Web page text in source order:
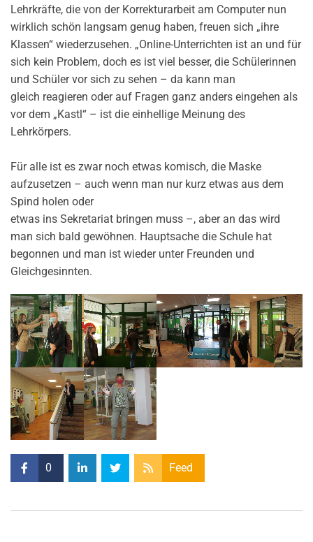
Lehrkräfte, die von der Korrekturarbeit am Computer nun
wirklich schön langsam genug haben, freuen sich „ihre
Klassen“ wiederzusehen. „Online-Unterrichten ist an und für
sich kein Problem, doch es ist viel besser, die Schülerinnen
und Schüler vor sich zu sehen – da kann man
gleich reagieren oder auf Fragen ganz anders eingehen als
vor dem „Kastl“ – ist die einhellige Meinung des
Lehrkörpers.
Für alle ist es zwar noch etwas komisch, die Maske
aufzusetzen – auch wenn man nur kurz etwas aus dem
Spind holen oder
etwas ins Sekretariat bringen muss –, aber an das wird
man sich bald gewöhnen. Hauptsache die Schule hat
begonnen und man ist wieder unter Freunden und
Gleichgesinnten.
0 Feed